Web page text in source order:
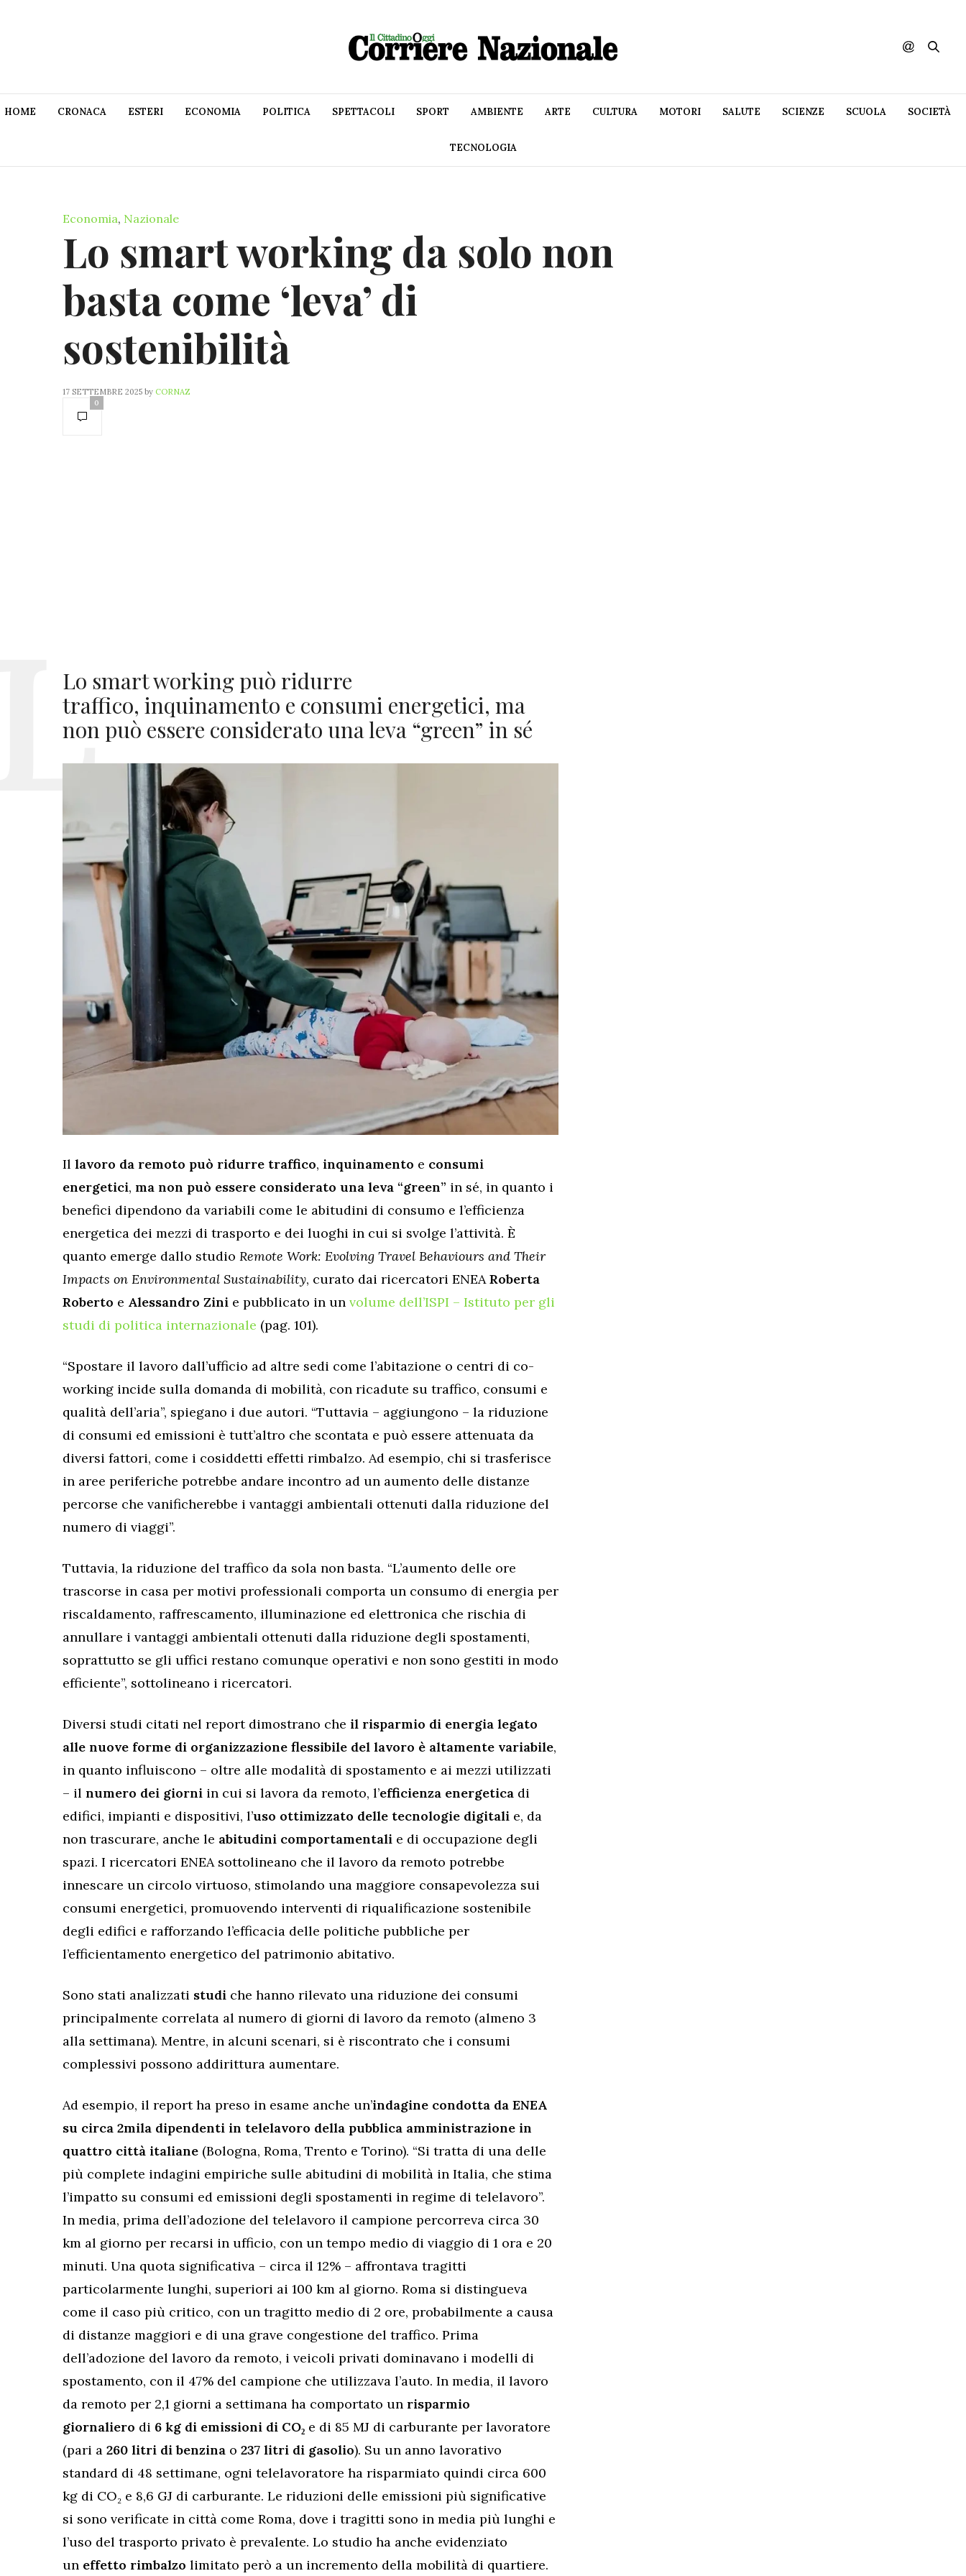
HOME CRONACA ESTERI ECONOMIA POLITICA SPETTACOLI SPORT AMBIENTE ARTE CULTURA MOTORI SALUTE SCIENZE SCUOLA SOCIETÀ
TECNOLOGIA
Economia, Nazionale
Lo smart working da solo non
basta come ‘leva’ di
sostenibilità
17 SETTEMBRE 2025 by CORNAZ
0
Lo smart working può ridurre
traffico, inquinamento e consumi energetici, ma
non può essere considerato una leva “green” in sé
Il lavoro da remoto può ridurre traffico, inquinamento e consumi
energetici, ma non può essere considerato una leva “green” in sé, in quanto i
benefici dipendono da variabili come le abitudini di consumo e l’efficienza
energetica dei mezzi di trasporto e dei luoghi in cui si svolge l’attività. È
quanto emerge dallo studio Remote Work: Evolving Travel Behaviours and Their
Impacts on Environmental Sustainability, curato dai ricercatori ENEARoberta
Roberto e Alessandro Zini e pubblicato in un volume dell’ISPI – Istituto per gli
studi di politica internazionale (pag. 101).
“Spostare il lavoro dall’ufficio ad altre sedi come l’abitazione o centri di co-
working incide sulla domanda di mobilità, con ricadute su traffico, consumi e
qualità dell’aria”, spiegano i due autori. “Tuttavia – aggiungono – la riduzione
di consumi ed emissioni è tutt’altro che scontata e può essere attenuata da
diversi fattori, come i cosiddetti effetti rimbalzo. Ad esempio, chi si trasferisce
in aree periferiche potrebbe andare incontro ad un aumento delle distanze
percorse che vanificherebbe i vantaggi ambientali ottenuti dalla riduzione del
numero di viaggi”.
Tuttavia, la riduzione del traffico da sola non basta. “L’aumento delle ore
trascorse in casa per motivi professionali comporta un consumo di energia per
riscaldamento, raffrescamento, illuminazione ed elettronica che rischia di
annullare i vantaggi ambientali ottenuti dalla riduzione degli spostamenti,
soprattutto se gli uffici restano comunque operativi e non sono gestiti in modo
efficiente”, sottolineano i ricercatori.
Diversi studi citati nel report dimostrano che il risparmio di energia legato
alle nuove forme di organizzazione flessibile del lavoro è altamente variabile,
in quanto influiscono – oltre alle modalità di spostamento e ai mezzi utilizzati
– il numero dei giorni in cui si lavora da remoto, l’efficienza energetica di
edifici, impianti e dispositivi, l’uso ottimizzato delle tecnologie digitali e, da
non trascurare, anche le abitudini comportamentali e di occupazione degli
spazi. I ricercatori ENEA sottolineano che il lavoro da remoto potrebbe
innescare un circolo virtuoso, stimolando una maggiore consapevolezza sui
consumi energetici, promuovendo interventi di riqualificazione sostenibile
degli edifici e rafforzando l’efficacia delle politiche pubbliche per
l’efficientamento energetico del patrimonio abitativo.
Sono stati analizzati studi che hanno rilevato una riduzione dei consumi
principalmente correlata al numero di giorni di lavoro da remoto (almeno 3
alla settimana). Mentre, in alcuni scenari, si è riscontrato che i consumi
complessivi possono addirittura aumentare.
Ad esempio, il report ha preso in esame anche un’indagine condotta da ENEA
su circa 2mila dipendenti in telelavoro della pubblica amministrazione in
quattro città italiane (Bologna, Roma, Trento e Torino). “Si tratta di una delle
più complete indagini empiriche sulle abitudini di mobilità in Italia, che stima
l’impatto su consumi ed emissioni degli spostamenti in regime di telelavoro”.
In media, prima dell’adozione del telelavoro il campione percorreva circa 30
km al giorno per recarsi in ufficio, con un tempo medio di viaggio di 1 ora e 20
minuti. Una quota significativa – circa il 12% – affrontava tragitti
particolarmente lunghi, superiori ai 100 km al giorno. Roma si distingueva
come il caso più critico, con un tragitto medio di 2 ore, probabilmente a causa
di distanze maggiori e di una grave congestione del traffico. Prima
dell’adozione del lavoro da remoto, i veicoli privati dominavano i modelli di
spostamento, con il 47% del campione che utilizzava l’auto. In media, il lavoro
da remoto per 2,1 giorni a settimana ha comportato un risparmio
giornaliero di 6 kg di emissioni di CO₂ e di 85 MJ di carburante per lavoratore
(pari a 260 litri di benzina o 237 litri di gasolio). Su un anno lavorativo
standard di 48 settimane, ogni telelavoratore ha risparmiato quindi circa 600
kg di CO₂ e 8,6 GJ di carburante. Le riduzioni delle emissioni più significative
si sono verificate in città come Roma, dove i tragitti sono in media più lunghi e
l’uso del trasporto privato è prevalente. Lo studio ha anche evidenziato
un effetto rimbalzo limitato però a un incremento della mobilità di quartiere.